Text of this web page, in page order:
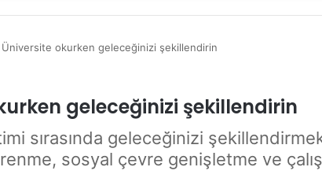
Üniversite okurken geleceğinizi şekillendirin
geleceğinizi şekillendirin
sırasında geleceğinizi
sosyal çevre genişletme ve